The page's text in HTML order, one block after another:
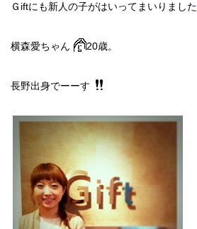
Ｇiftにも新人の子がはいってまいりました
横森愛ちゃん 20歳。
長野出身でーーす